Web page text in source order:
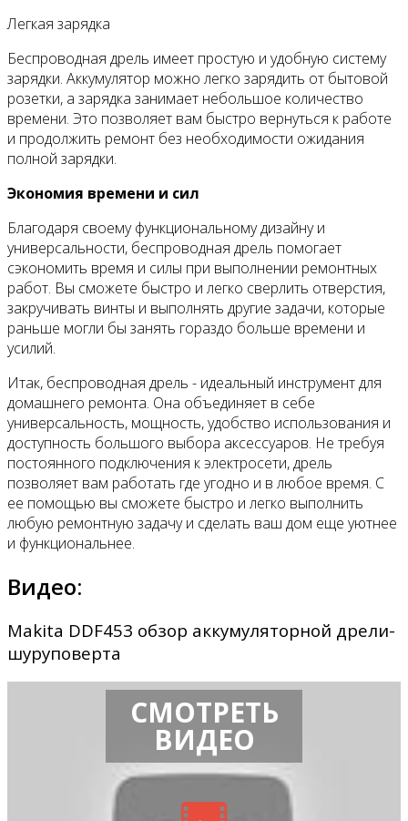
Легкая зарядка
Беспроводная дрель имеет простую и удобную систему
зарядки. Аккумулятор можно легко зарядить от бытовой
розетки, а зарядка занимает небольшое количество
времени. Это позволяет вам быстро вернуться к работе
и продолжить ремонт без необходимости ожидания
полной зарядки.
Экономия времени и сил
Благодаря своему функциональному дизайну и
универсальности, беспроводная дрель помогает
сэкономить время и силы при выполнении ремонтных
работ. Вы сможете быстро и легко сверлить отверстия,
закручивать винты и выполнять другие задачи, которые
раньше могли бы занять гораздо больше времени и
усилий.
Итак, беспроводная дрель - идеальный инструмент для
домашнего ремонта. Она объединяет в себе
универсальность, мощность, удобство использования и
доступность большого выбора аксессуаров. Не требуя
постоянного подключения к электросети, дрель
позволяет вам работать где угодно и в любое время. С
ее помощью вы сможете быстро и легко выполнить
любую ремонтную задачу и сделать ваш дом еще уютнее
и функциональнее.
Видео:
Makita DDF453 обзор аккумуляторной дрели-
шуруповерта
СМОТРЕТЬ
ВИДЕО